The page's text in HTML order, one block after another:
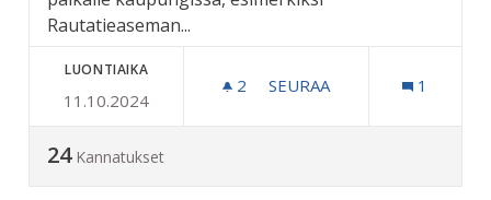
Rautatieaseman...
LUONTIAIKA
11.10.2024
2 2 SEURAAJAA
SEURAA 1
24 Kannatukset